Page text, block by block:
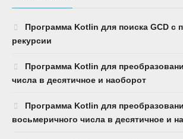
Программа Kotlin для поиска GCD с
рекурсии
Программа Kotlin для
числа в десятичное и наоборот
Программа Kotlin для
восьмеричного числа в десятичное и